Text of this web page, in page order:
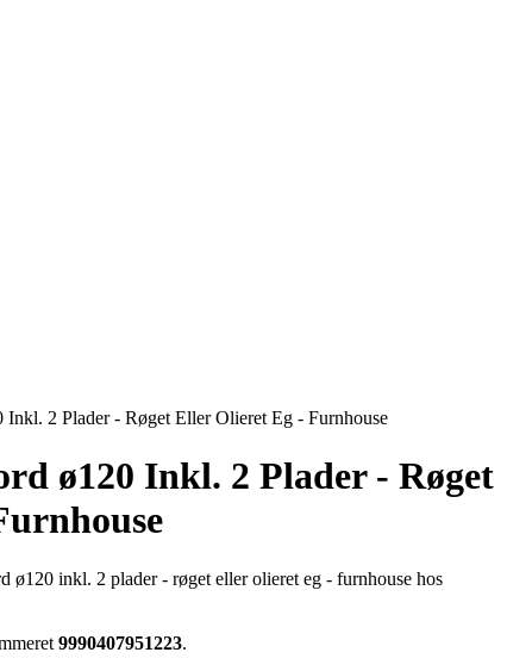
Inkl. 2 Plader - Røget Eller Olieret Eg - Furnhouse
ø120 Inkl. 2 Plader - Røget
ø120 inkl. 2 plader - røget eller olieret eg - furnhouse hos
9990407951223.